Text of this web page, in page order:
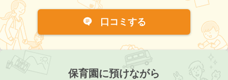
口コミする
保育園に預けながら